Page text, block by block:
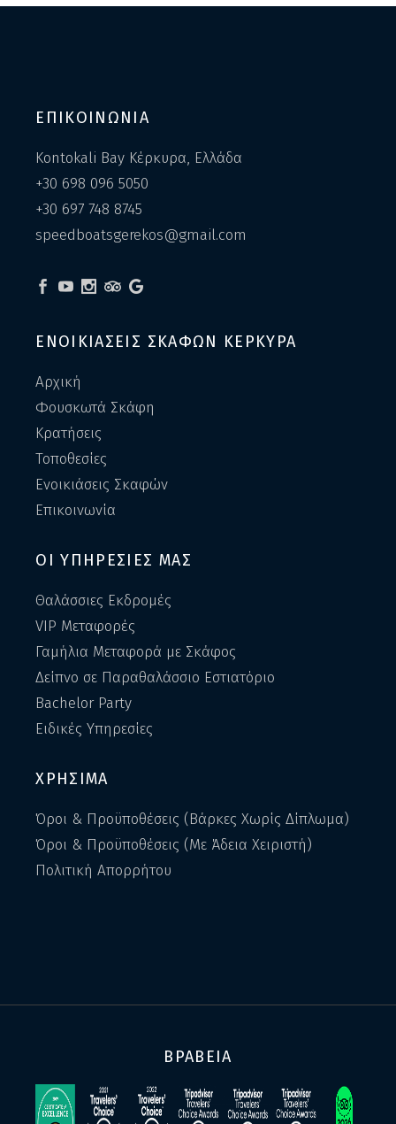
ΕΠΙΚΟΙΝΩΝΙΑ
Kontokali Bay Κέρκυρα, Ελλάδα
+30 698 096 5050
+30 697 748 8745
speedboatsgerekos@gmail.com
ΕΝΟΙΚΙΑΣΕΙΣ ΣΚΑΦΩΝ ΚΕΡΚΥΡΑ
Αρχική
Φουσκωτά Σκάφη
Κρατήσεις
Τοποθεσίες
Ενοικιάσεις Σκαφών
Επικοινωνία
ΟΙ ΥΠΗΡΕΣΙΕΣ ΜΑΣ
Θαλάσσιες Εκδρομές
VIP Μεταφορές
Γαμήλια Μεταφορά με Σκάφος
Δείπνο σε Παραθαλάσσιο Εστιατόριο
Bachelor Party
Ειδικές Υπηρεσίες
ΧΡΗΣΙΜΑ
Όροι & Προϋποθέσεις (Βάρκες Χωρίς Δίπλωμα)
Όροι & Προϋποθέσεις (Με Άδεια Χειριστή)
Πολιτική Απορρήτου
ΒΡΑΒΕΙΑ